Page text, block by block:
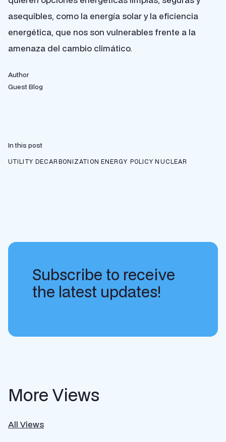
asequibles, como la energía solar y la eficiencia
energética, que nos son vulnerables frente a la
amenaza del cambio climático.
Author
Guest Blog
In this post
UTILITY DECARBONIZATION ENERGY POLICY NUCLEAR
Subscribe to receive
the latest updates!
More Views
All Views